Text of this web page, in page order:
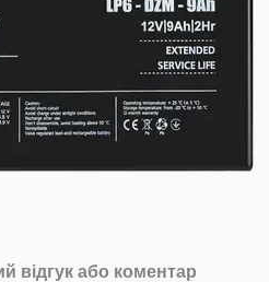
відгук або коментар